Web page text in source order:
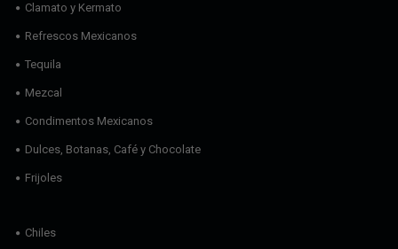
Clamato y Kermato
Refrescos Mexicanos
Tequila
Mezcal
Condimentos Mexicanos
Dulces, Botanas, Café y Chocolate
Frijoles
Chiles